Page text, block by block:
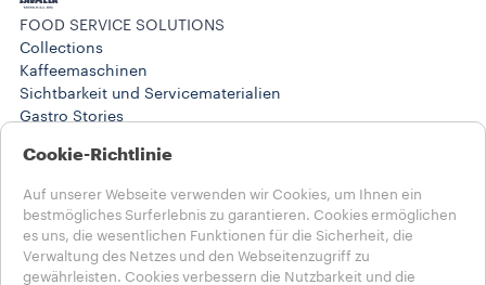
FOOD SERVICE SOLUTIONS
Collections
Kaffeemaschinen
Sichtbarkeit und Servicematerialien
Gastro Stories
BUSINESS SOLUTIONS
Produkte
Stories
HILFE UND KONTAKT
FAQs
Kontakt
Cookie-Richtlinie
Auf unserer Webseite verwenden wir Cookies, um Ihnen ein
bestmögliches Surferlebnis zu garantieren. Cookies ermöglichen
es uns, die wesentlichen Funktionen für die Sicherheit, die
Verwaltung des Netzes und den Webseitenzugriff zu
gewährleisten. Cookies verbessern die Nutzbarkeit und die